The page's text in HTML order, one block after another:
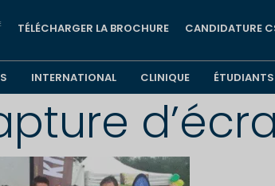
TÉLÉCHARGER LA BROCHURE CANDIDATURE
INTERNATIONAL CLINIQUE ÉTUDIANTS